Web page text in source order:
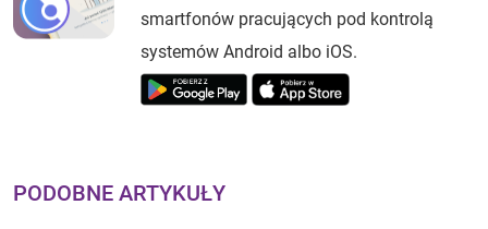
smartfonów pracujących pod kontrolą
systemów Android albo iOS.
PODOBNE ARTYKUŁY